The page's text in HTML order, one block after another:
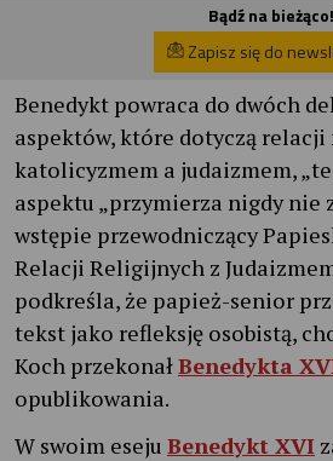
Bądź na bieżąco!
Zapisz się do
Benedykt powraca do dwóch
aspektów, które dotyczą relacji
katolicyzmem a judaizmem,
aspektu „przymierza nigdy nie
wstępie przewodniczący
Relacji Religijnych z
podkreśla, że papież-senior
tekst jako refleksję osobistą,
Koch przekonałBenedykta
opublikowania.
W swoim eseju Benedykt XVI